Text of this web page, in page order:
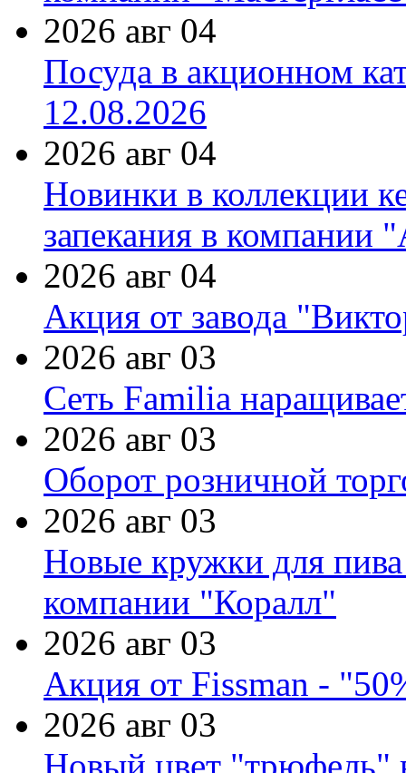
2026 авг 04
Посуда в акционном
12.08.2026
2026 авг 04
Новинки в коллекции
запекания в компании
2026 авг 04
Акция от завода
2026 авг 03
Сеть Familia
2026 авг 03
Оборот розничной
2026 авг 03
Новые кружки для
компании "Коралл"
2026 авг 03
Акция от Fissman -
2026 авг 03
Новый цвет "трюфель"